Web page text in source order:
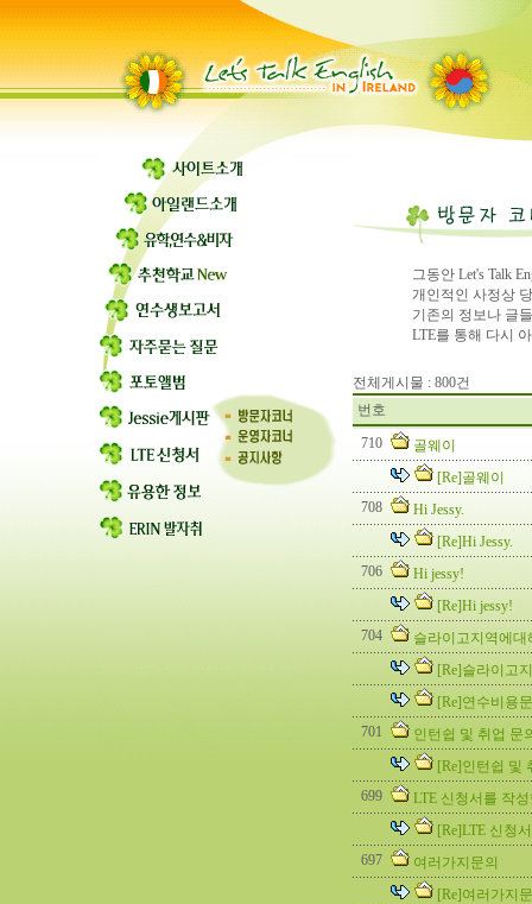
그동안 Let's Talk
개인적인 사정상
기존의 정보나 글
LTE를 통해 다시
전체게시물 : 800건
번호
710
골웨이
[Re]골웨이
708
Hi Jessy.
[Re]Hi Jessy.
706
Hi jessy!
[Re]Hi jessy!
704
슬라이고지역에
[Re]슬라이고
[Re]연수비용
701
인턴쉽 및 취업 문
[Re]인턴쉽 및
699
LTE 신청서를 작
[Re]LTE 신청
697
여러가지문의
[Re]여러가지